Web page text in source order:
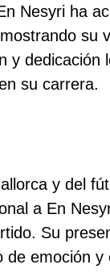
Nesyri ha
su
y dedicación
su carrera.
y del
a En
Su
de emoción y